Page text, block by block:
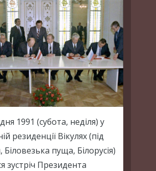
1991 (субота, неділя) у
резиденції Вікулях (під
Біловезька пуща, Білорусія)
зустріч Президента